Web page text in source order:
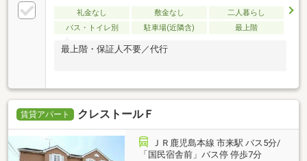
礼金なし 敷金なし
二人暮らし
バス・トイレ別
駐車場(近隣含) 最上階
最上階・保証人不要／代行
賃貸アパート クレストールＦ
ＪＲ鹿児島本線 市来駅 バス5分/
「国民宿舎前」バス停 停歩7分